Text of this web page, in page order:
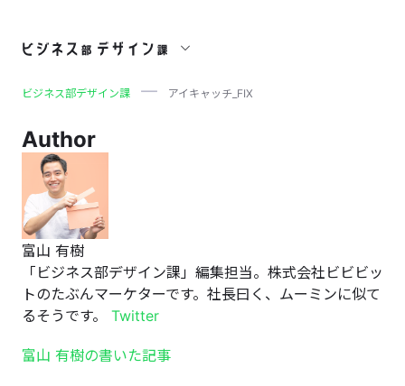
アイキャッチ_FIX
ビジネス部デザイン課 アイキャッチ_FIX
Author
富山 有樹
「ビジネス部デザイン課」編集担当。株式会社ビビビッ
トのたぶんマーケターです。社長曰く、ムーミンに似て
るそうです。 Twitter
富山 有樹の書いた記事